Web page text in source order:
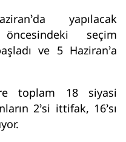
yapılacak
seçim
ve 5 Haziran’a
toplam 18 siyasi
2’si ittifak, 16’sı